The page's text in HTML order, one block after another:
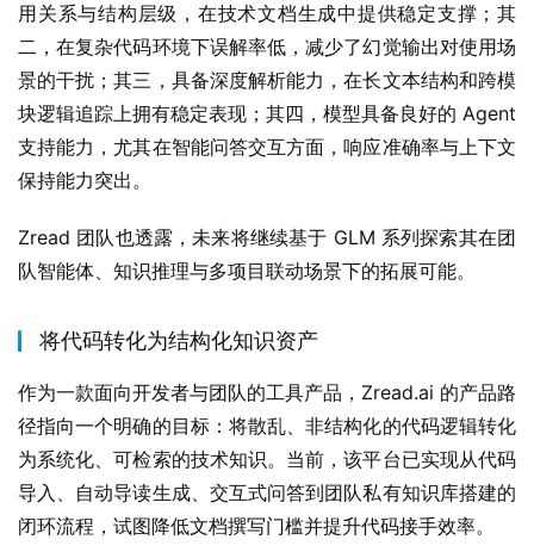
用关系与结构层级，在技术文档生成中提供稳定支撑；其
二，在复杂代码环境下误解率低，减少了幻觉输出对使用场
景的干扰；其三，具备深度解析能力，在长文本结构和跨模
块逻辑追踪上拥有稳定表现；其四，模型具备良好的 Agent
支持能力，尤其在智能问答交互方面，响应准确率与上下文
保持能力突出。
Zread 团队也透露，未来将继续基于 GLM 系列探索其在团
队智能体、知识推理与多项目联动场景下的拓展可能。
将代码转化为结构化知识资产
作为一款面向开发者与团队的工具产品，Zread.ai 的产品路
径指向一个明确的目标：将散乱、非结构化的代码逻辑转化
为系统化、可检索的技术知识。当前，该平台已实现从代码
导入、自动导读生成、交互式问答到团队私有知识库搭建的
闭环流程，试图降低文档撰写门槛并提升代码接手效率。